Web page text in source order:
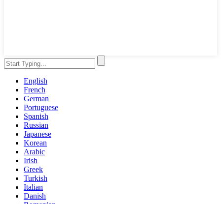
English
French
German
Portuguese
Spanish
Russian
Japanese
Korean
Arabic
Irish
Greek
Turkish
Italian
Danish